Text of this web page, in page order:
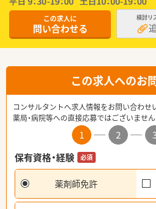
この求人に
問い合わせる
検討リ
この求人へのお
コンサルタントへ求人情報をお問い合わせ
薬局・病院等への直接応募ではございません
1 2
保有資格・経験
必須
薬剤師免許